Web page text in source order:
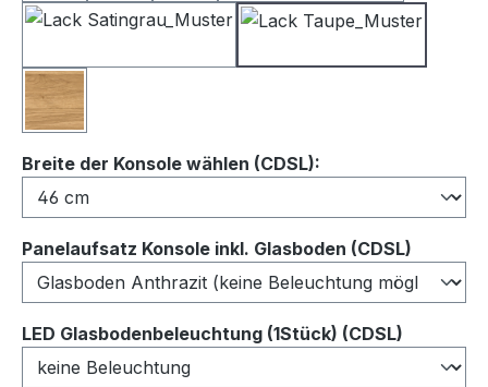
Wildeiche
Breite der Konsole wählen (CDSL):
Panelaufsatz Konsole inkl. Glasboden (CDSL)
LED Glasbodenbeleuchtung (1Stück) (CDSL)